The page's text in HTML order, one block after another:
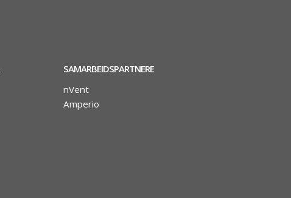
SAMARBEIDSPARTNERE
nVent
Amperio